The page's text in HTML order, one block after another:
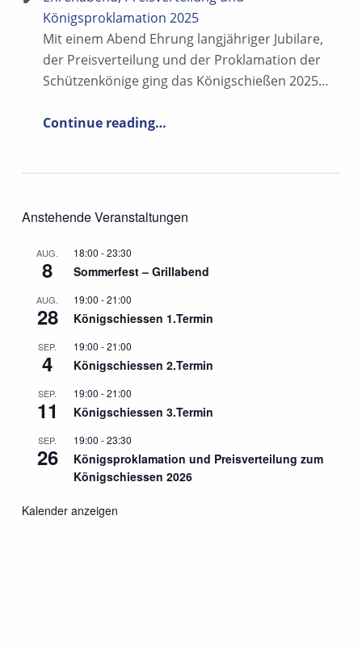
t
e
o
n
Königsproklamation 2025
Mit einem Abend Ehrung langjähriger Jubilare,
der Preisverteilung und der Proklamation der
Schützenkönige ging das Königschießen 2025…
Continue reading…
Anstehende Veranstaltungen
AUG.
8
18:00 -23:30
Sommerfest – Grillabend
AUG.
28
19:00 -21:00
Königschiessen 1.Termin
SEP.
4
19:00 -21:00
Königschiessen 2.Termin
SEP.
11
19:00 -21:00
Königschiessen 3.Termin
SEP.
26
19:00 -23:30
Königsproklamation und Preisverteilung zum
Königschiessen 2026
Kalender anzeigen